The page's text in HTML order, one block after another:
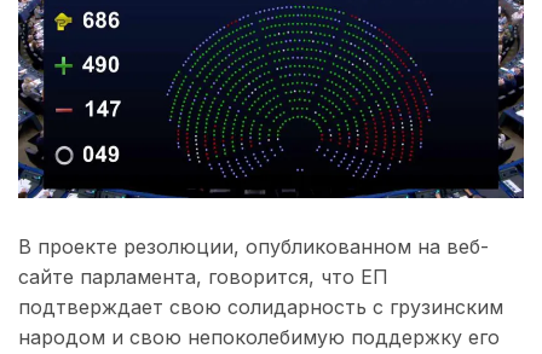
В проекте резолюции, опубликованном на веб-
сайте парламента, говорится, что ЕП
подтверждает свою солидарность с грузинским
народом и свою непоколебимую поддержку его